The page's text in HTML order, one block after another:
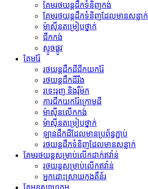
គែម​រថយន្ត​ដឹក​ទំនិញ​កង់
គែមរថយន្តដឹកទំនិញដែលមានសន្លាក់
ម៉ាស៊ីន​តម្រៀប​ថ្នាក់
ជីក​កង់
ស្ទូចផ្លូវ
គែមរ៉ែ
រថយន្តដឹកដីជីកយករ៉ែ
រថយន្ត​ដឹក​ដី​រឹង
រទេះរុញ និងរ៉ឺម៉ក
ការជីកយករ៉ែក្រោមដី
ម៉ាស៊ីន​លើក​កង់
ម៉ាស៊ីន​តម្រៀប​ថ្នាក់
ឡានដឹកដីដែលមានប្រព័ន្ធភ្ជាប់
រថយន្ត​ដឹក​ទំនិញ​ដែល​មាន​សន្លាក់​
គែមរថយន្តសម្រាប់លើកដាក់ឥវ៉ាន់
រថយន្ត​សម្រាប់​លើក​ឥវ៉ាន់
អ្នកដោះស្រាយកុងតឺន័រ
គែមឧស្សាហកម្ម